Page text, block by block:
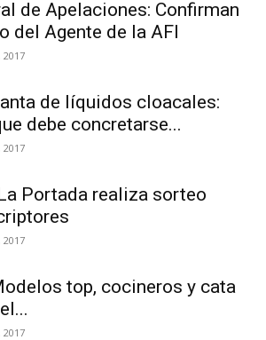
de Apelaciones: Confirman
del Agente de la AFI
2017
de líquidos cloacales:
debe concretarse...
2017
Portada realiza sorteo
2017
top, cocineros y cata
2017